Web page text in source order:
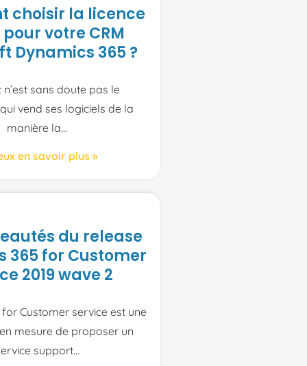
choisir la licence
votre CRM
Dynamics 365 ?
sans doute pas le
vend ses logiciels de la
manière la
en savoir plus »
du release
365 for Customer
2019 wave 2
Customer service est une
mesure de proposer un
support